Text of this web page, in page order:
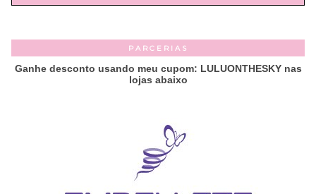
PARCERIAS
Ganhe desconto usando meu cupom: LULUONTHESKY nas
lojas abaixo